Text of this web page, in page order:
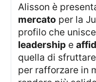
Alisson è
mercato per la
profilo che
leadership e
quella di
per rafforzare in